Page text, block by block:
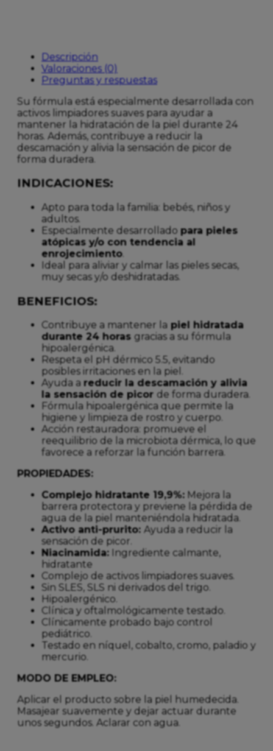
Descripción
Valoraciones (0)
Preguntas y respuestas
Su fórmula está especialmente desarrollada con
activos limpiadores suaves para ayudar a
mantener la hidratación de la piel durante 24
horas. Además, contribuye a reducir la
descamación y alivia la sensación de picor de
forma duradera.
INDICACIONES:
Apto para toda la familia: bebés, niños y
adultos.
Especialmente desarrollado para pieles
atópicas y/o con tendencia al
enrojecimiento
Ideal para aliviar y calmar las pieles secas,
muy secas y/o deshidratadas.
BENEFICIOS:
Contribuye a mantener la piel hidratada
durante 24 horas gracias a su fórmula
hipoalergénica.
Respeta el pH dérmico 5.5, evitando
posibles irritaciones en la piel.
Ayuda a reducir la descamación y alivia
la sensación de picor de forma duradera.
Fórmula hipoalergénica que permite la
higiene y limpieza de rostro y cuerpo.
Acción restauradora: promueve el
reequilibrio de la microbiota dérmica, lo que
favorece a reforzar la función barrera.
PROPIEDADES:
Complejo hidratante 19,9%: Mejora la
barrera protectora y previene la pérdida de
agua de la piel manteniéndola hidratada.
Activo anti-prurito: Ayuda a reducir la
sensación de picor.
Niacinamida: Ingrediente calmante,
hidratante
Complejo de activos limpiadores suaves.
Sin SLES, SLS ni derivados del trigo.
Hipoalergénico.
Clínica y oftalmológicamente testado.
Clínicamente probado bajo control
pediátrico.
Testado en níquel, cobalto, cromo, paladio y
mercurio.
MODO DE EMPLEO:
Aplicar el producto sobre la piel humedecida.
Masajear suavemente y dejar actuar durante
unos segundos. Aclarar con agua.